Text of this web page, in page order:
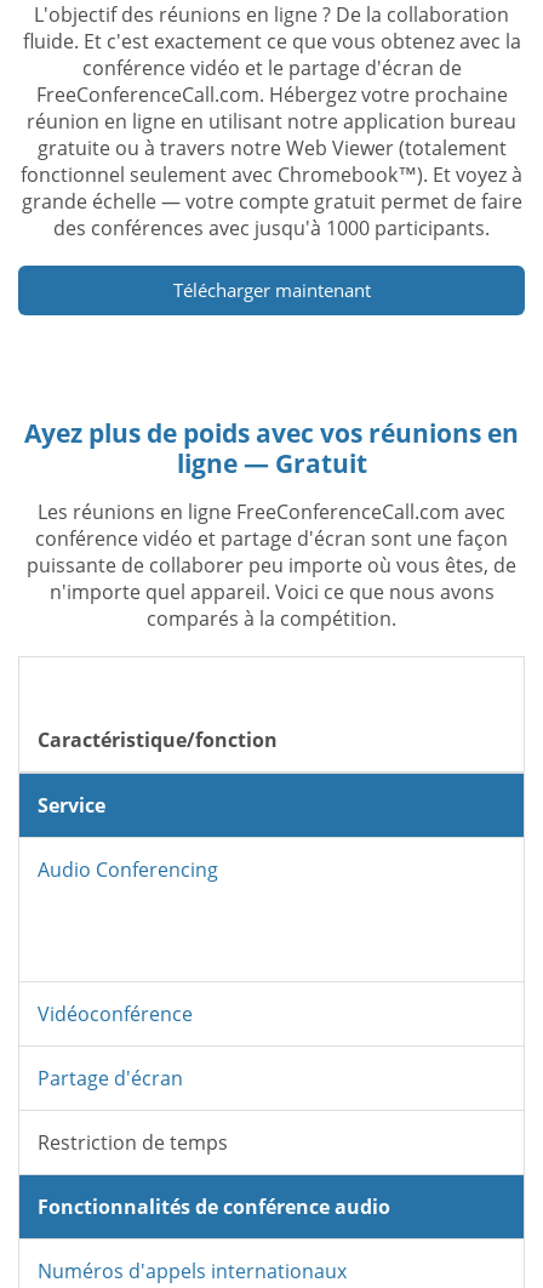
L'objectif des réunions en ligne ? De la collaboration
fluide. Et c'est exactement ce que vous obtenez avec la
conférence vidéo et le partage d'écran de
FreeConferenceCall.com. Hébergez votre prochaine
réunion en ligne en utilisant notre application bureau
gratuite ou à travers notre Web Viewer (totalement
fonctionnel seulement avec Chromebook™). Et voyez à
grande échelle — votre compte gratuit permet de faire
des conférences avec jusqu'à 1000 participants.
Télécharger maintenant
Ayez plus de poids avec vos réunions en
ligne — Gratuit
Les réunions en ligne FreeConferenceCall.com avec
conférence vidéo et partage d'écran sont une façon
puissante de collaborer peu importe où vous êtes, de
n'importe quel appareil. Voici ce que nous avons
comparés à la compétition.
Caractéristique/fonction
Service
Audio Conferencing
Vidéoconférence
Partage d'écran
Restriction de temps
Fonctionnalités de conférence audio
Numéros d'appels internationaux